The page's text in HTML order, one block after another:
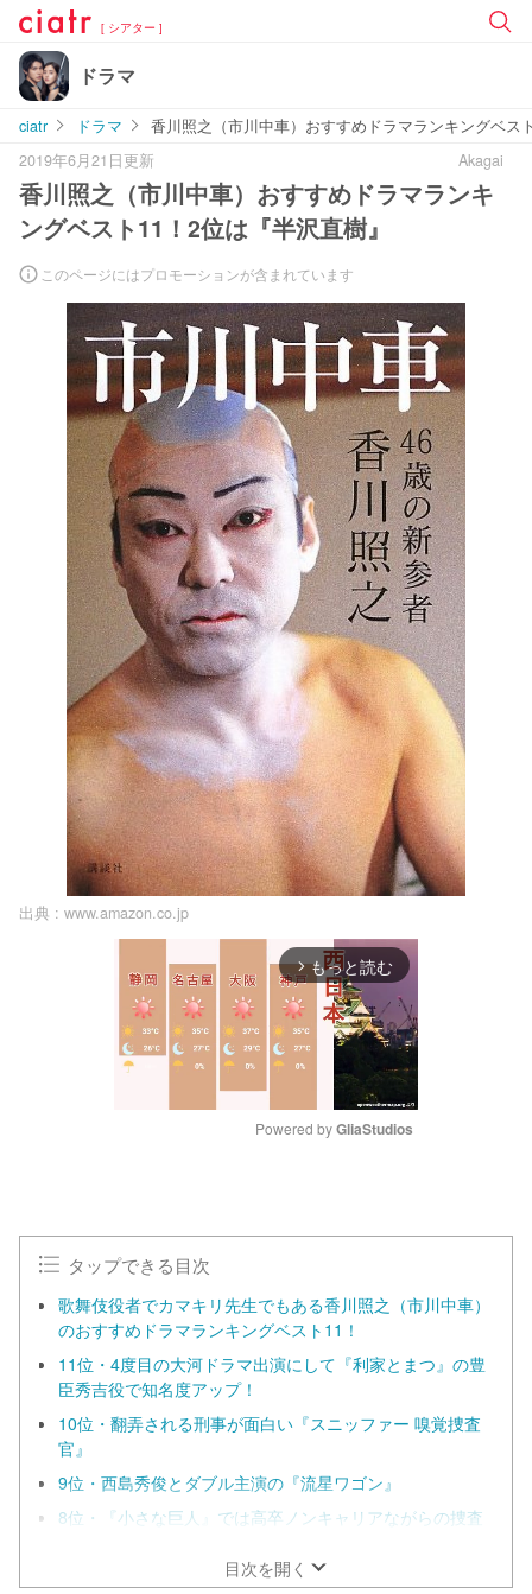
[ シアター ]
ドラマ
ciatr ドラマ
香川照之（市川中車）おすすめドラマランキングベス
2019年6月21日更新
Akagai
香川照之（市川中車）おすすめドラマランキ
ングベスト11！2位は『半沢直樹』
このページにはプロモーションが含まれています
出典 : www.amazon.co.jp
arrow_forward_ios もっと読む
Powered by GliaStudios
タップできる目次
歌舞伎役者でカマキリ先生でもある香川照之（市川中車）
のおすすめドラマランキングベスト11！
11位・4度目の大河ドラマ出演にして『利家とまつ』の豊
臣秀吉役で知名度アップ！
10位・翻弄される刑事が面白い『スニッファー 嗅覚捜査
官』
9位・西島秀俊とダブル主演の『流星ワゴン』
8位・『小さな巨人』では高卒ノンキャリアながらの捜査
目次を開く